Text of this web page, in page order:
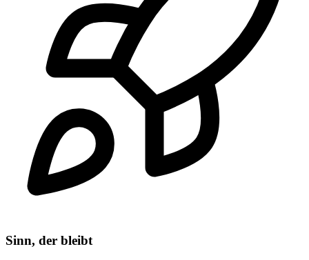
Sinn, der bleibt